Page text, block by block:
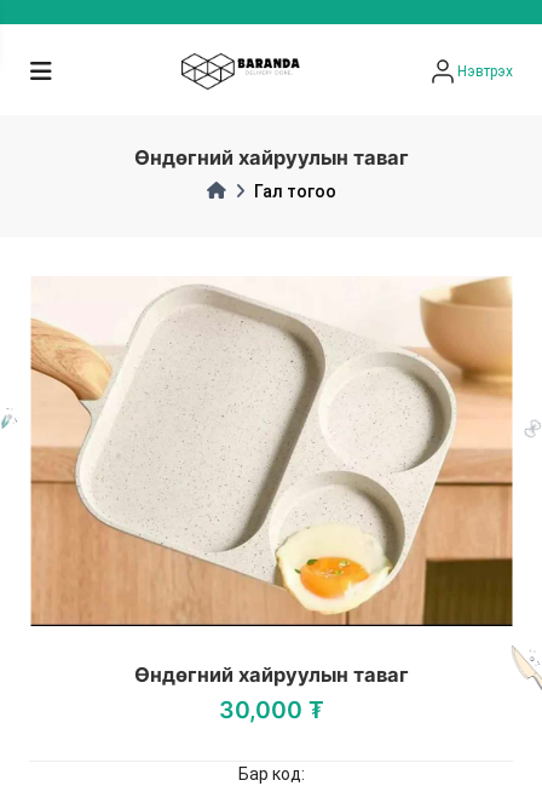
Нэвтрэх
Өндөгний хайруулын таваг
Гал тогоо
Өндөгний хайруулын таваг
30,000 ₮
Бар код: